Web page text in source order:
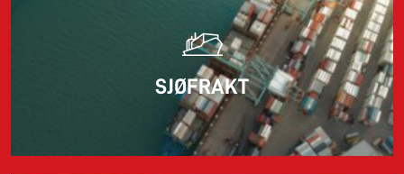
SJØFRAKT